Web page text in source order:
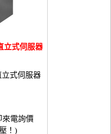
立式伺服器
立式伺服器
來電詢價
！)